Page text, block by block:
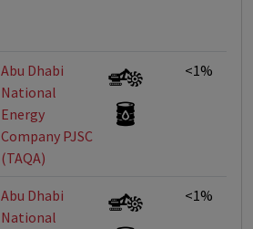
Abu Dhabi
National
Energy
Company PJSC
(TAQA)
<1%
Abu Dhabi
National
<1%